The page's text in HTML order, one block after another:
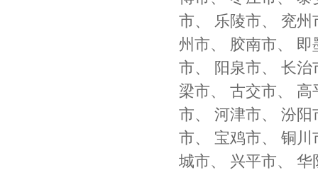
市、 乐陵市、 兖
州市、 胶南市、
市、 阳泉市、 长
梁市、 古交市、
市、 河津市、 汾
市、 宝鸡市、 铜
城市、 兴平市、